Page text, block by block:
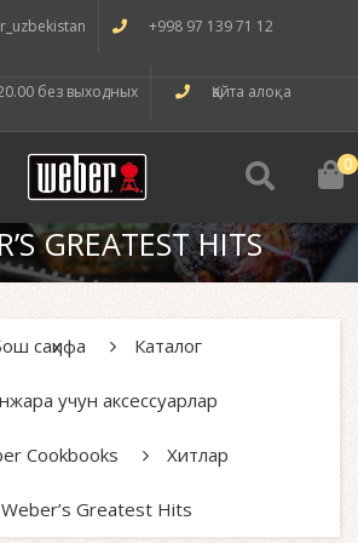
+998 97 139 71 12
без выходных Қайта алоқа
0
GREATEST HITS
саҳифа Каталог
учун аксессуарлар
Cookbooks Хитлар
Weber’s Greatest Hits